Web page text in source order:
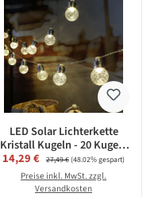
LED Solar Lichterkette
Kristall Kugeln - 20 Kugeln
- L: 3,8m -
Blink-/Dauerleuchten -
Lichtsensor
Verkaufspreis:
14,29 € Regulärer Preis:
27,49 €(48.02% gespart)
Preise inkl. MwSt. zzgl.
Versandkosten